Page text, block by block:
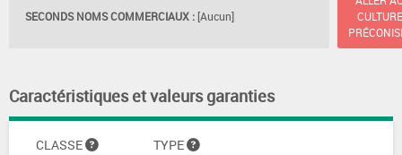
SECONDS NOMS COMMERCIAUX : [Aucun]
Caractéristiques et valeurs garanties
CLASSE TYPE